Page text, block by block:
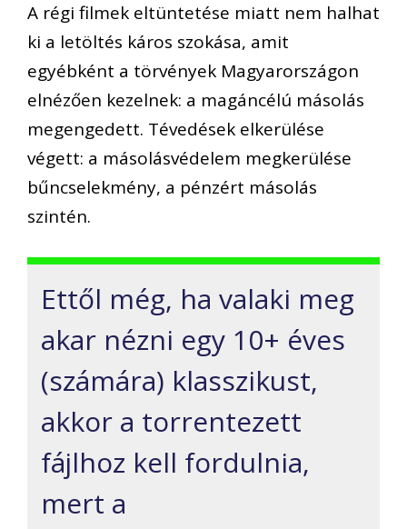
A régi filmek eltüntetése miatt nem halhat
ki a letöltés káros szokása, amit
egyébként a törvények Magyarországon
elnézően kezelnek: a magáncélú másolás
megengedett. Tévedések elkerülése
végett: a másolásvédelem megkerülése
bűncselekmény, a pénzért másolás
szintén.
Ettől még, ha valaki meg
akar nézni egy 10+ éves
(számára) klasszikust,
akkor a torrentezett
fájlhoz kell fordulnia,
mert a